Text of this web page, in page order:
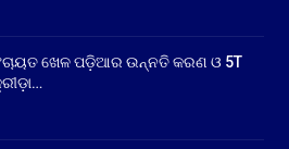
ଖେଳ ପଡ଼ିଆର ଉନ୍ନତି କରଣ ଓ 5T